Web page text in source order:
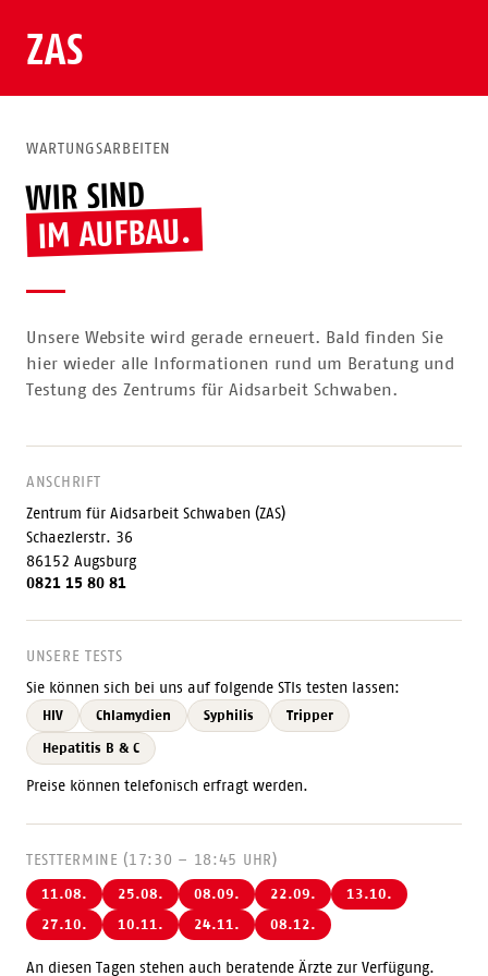
ZAS
WARTUNGSARBEITEN
WIR SIND
IM AUFBAU.
Unsere Website wird gerade erneuert. Bald finden Sie
hier wieder alle Informationen rund um Beratung und
Testung des Zentrums für Aidsarbeit Schwaben.
ANSCHRIFT
Zentrum für Aidsarbeit Schwaben (ZAS)
Schaezlerstr. 36
86152 Augsburg
0821 15 80 81
UNSERE TESTS
Sie können sich bei uns auf folgende STIs testen lassen:
HIV Chlamydien Syphilis
Tripper
Hepatitis B & C
Preise können telefonisch erfragt werden.
TESTTERMINE (17:30 – 18:45 UHR)
11.08. 25.08. 08.09. 22.09.
13.10.
27.10.
10.11. 24.11. 08.12.
An diesen Tagen stehen auch beratende Ärzte zur Verfügung.